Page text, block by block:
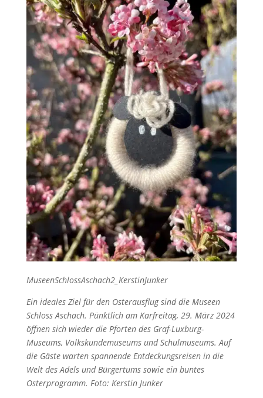
MuseenSchlossAschach2_KerstinJunker
Ein ideales Ziel für den Osterausflug sind die Museen
Schloss Aschach. Pünktlich am Karfreitag, 29. März 2024
öffnen sich wieder die Pforten des Graf-Luxburg-
Museums, Volkskundemuseums und Schulmuseums. Auf
die Gäste warten spannende Entdeckungsreisen in die
Welt des Adels und Bürgertums sowie ein buntes
Osterprogramm. Foto: Kerstin Junker